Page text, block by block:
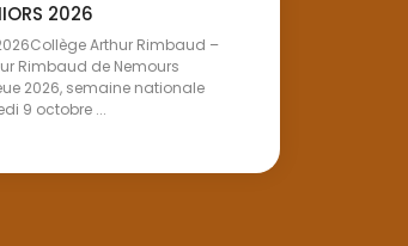
2026
2026Collège Arthur Rimbaud –
Rimbaud de Nemours
2026, semaine nationale
9 octobre ...